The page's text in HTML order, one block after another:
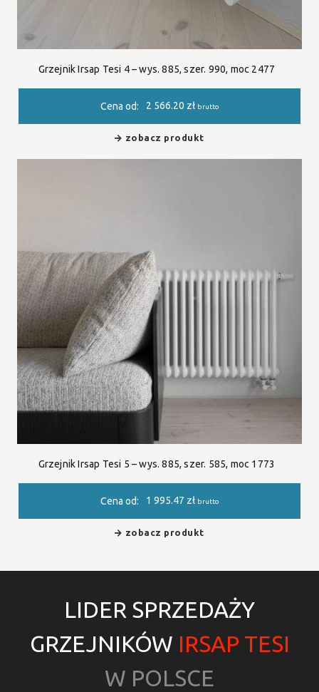
Grzejnik Irsap Tesi 4 – wys. 885, szer. 990, moc 2477
Cena od: 2 566.20 zł brutto
zobacz produkt
Grzejnik Irsap Tesi 5 – wys. 885, szer. 585, moc 1773
Cena od: 1 995.47 zł brutto
zobacz produkt
LIDER SPRZEDAŻY
GRZEJNIKÓW IRSAP TESI
W POLSCE